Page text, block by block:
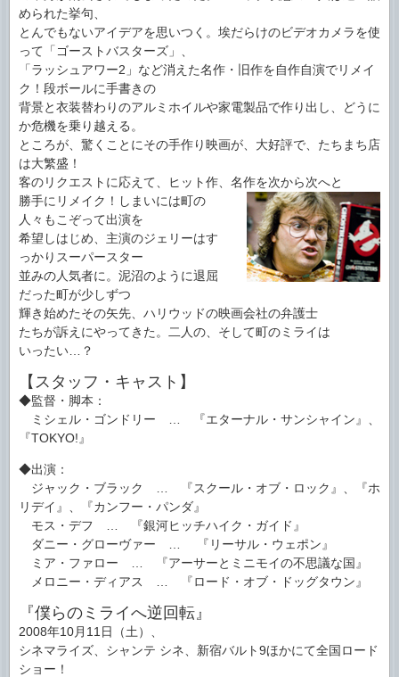
められた挙句、
とんでもないアイデアを思いつく。埃だらけのビデオカメラを使
って「ゴーストバスターズ」、
「ラッシュアワー2」など消えた名作・旧作を自作自演でリメイ
ク！段ボールに手書きの
背景と衣装替わりのアルミホイルや家電製品で作り出し、どうに
か危機を乗り越える。
ところが、驚くことにその手作り映画が、大好評で、たちまち店
は大繁盛！
客のリクエストに応えて、ヒット作、名作を次から次へと
勝手にリメイク！しまいには町の
人々もこぞって出演を
希望しはじめ、主演のジェリーはす
っかりスーパースター
並みの人気者に。泥沼のように退屈
だった町が少しずつ
輝き始めたその矢先、ハリウッドの映画会社の弁護士
たちが訴えにやってきた。二人の、そして町のミライは
いったい…？
【スタッフ・キャスト】
◆監督・脚本：
ミシェル・ゴンドリー … 『エターナル・サンシャイン』、
『TOKYO!』
◆出演：
ジャック・ブラック … 『スクール・オブ・ロック』、『ホ
リデイ』、『カンフー・パンダ』
モス・デフ … 『銀河ヒッチハイク・ガイド』
ダニー・グローヴァー … 『リーサル・ウェポン』
ミア・ファロー … 『アーサーとミニモイの不思議な国』
メロニー・ディアス … 『ロード・オブ・ドッグタウン』
『僕らのミライへ逆回転』
2008年10月11日（土）、
シネマライズ、シャンテ シネ、新宿バルト9ほかにて全国ロード
ショー！